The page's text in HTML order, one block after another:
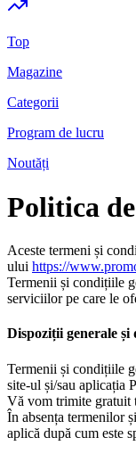
Top
Magazine
Categorii
Program de lucru
Noutăți
Politica
Aceste termeni și
ului https://
Termenii și condițiile
serviciilor pe care le
Dispoziții generale și
Termenii și condițiile
site-ul și/sau aplicația
Vă vom trimite gratuit
În absența termenilor
aplică după cum este